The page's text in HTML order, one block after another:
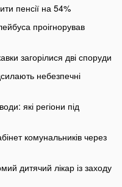
пенсії на 54%
проігнорував
загорілися дві споруди
небезпечні
які регіони під
комунальників через
дитячий лікар із заходу